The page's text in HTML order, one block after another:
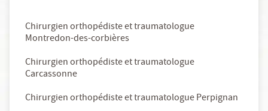
Chirurgien orthopédiste et traumatologue
Montredon-des-corbières
Chirurgien orthopédiste et traumatologue
Carcassonne
Chirurgien orthopédiste et traumatologue Perpignan